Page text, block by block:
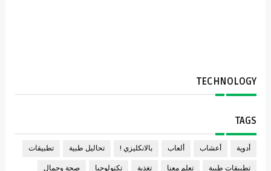
TECHNOLOGY
TAGS
أدوية أعشاب ألعاب بالانكليزي ! تحاليل طبية تطبيقات
تطبيقات طبية تعلم معنا تغذية تكنولوجيا صحة وجمال